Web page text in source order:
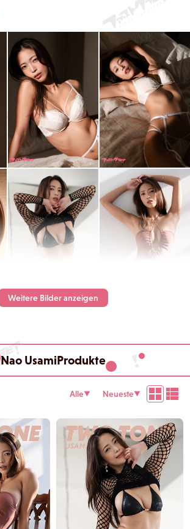
Weitere Bilder anzeigen
Nao UsamiProdukte
Alle▼ Neueste▼